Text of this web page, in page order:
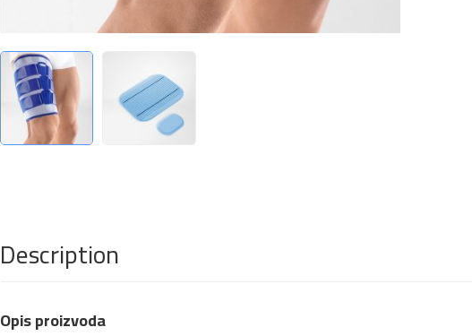
Description
Opis proizvoda